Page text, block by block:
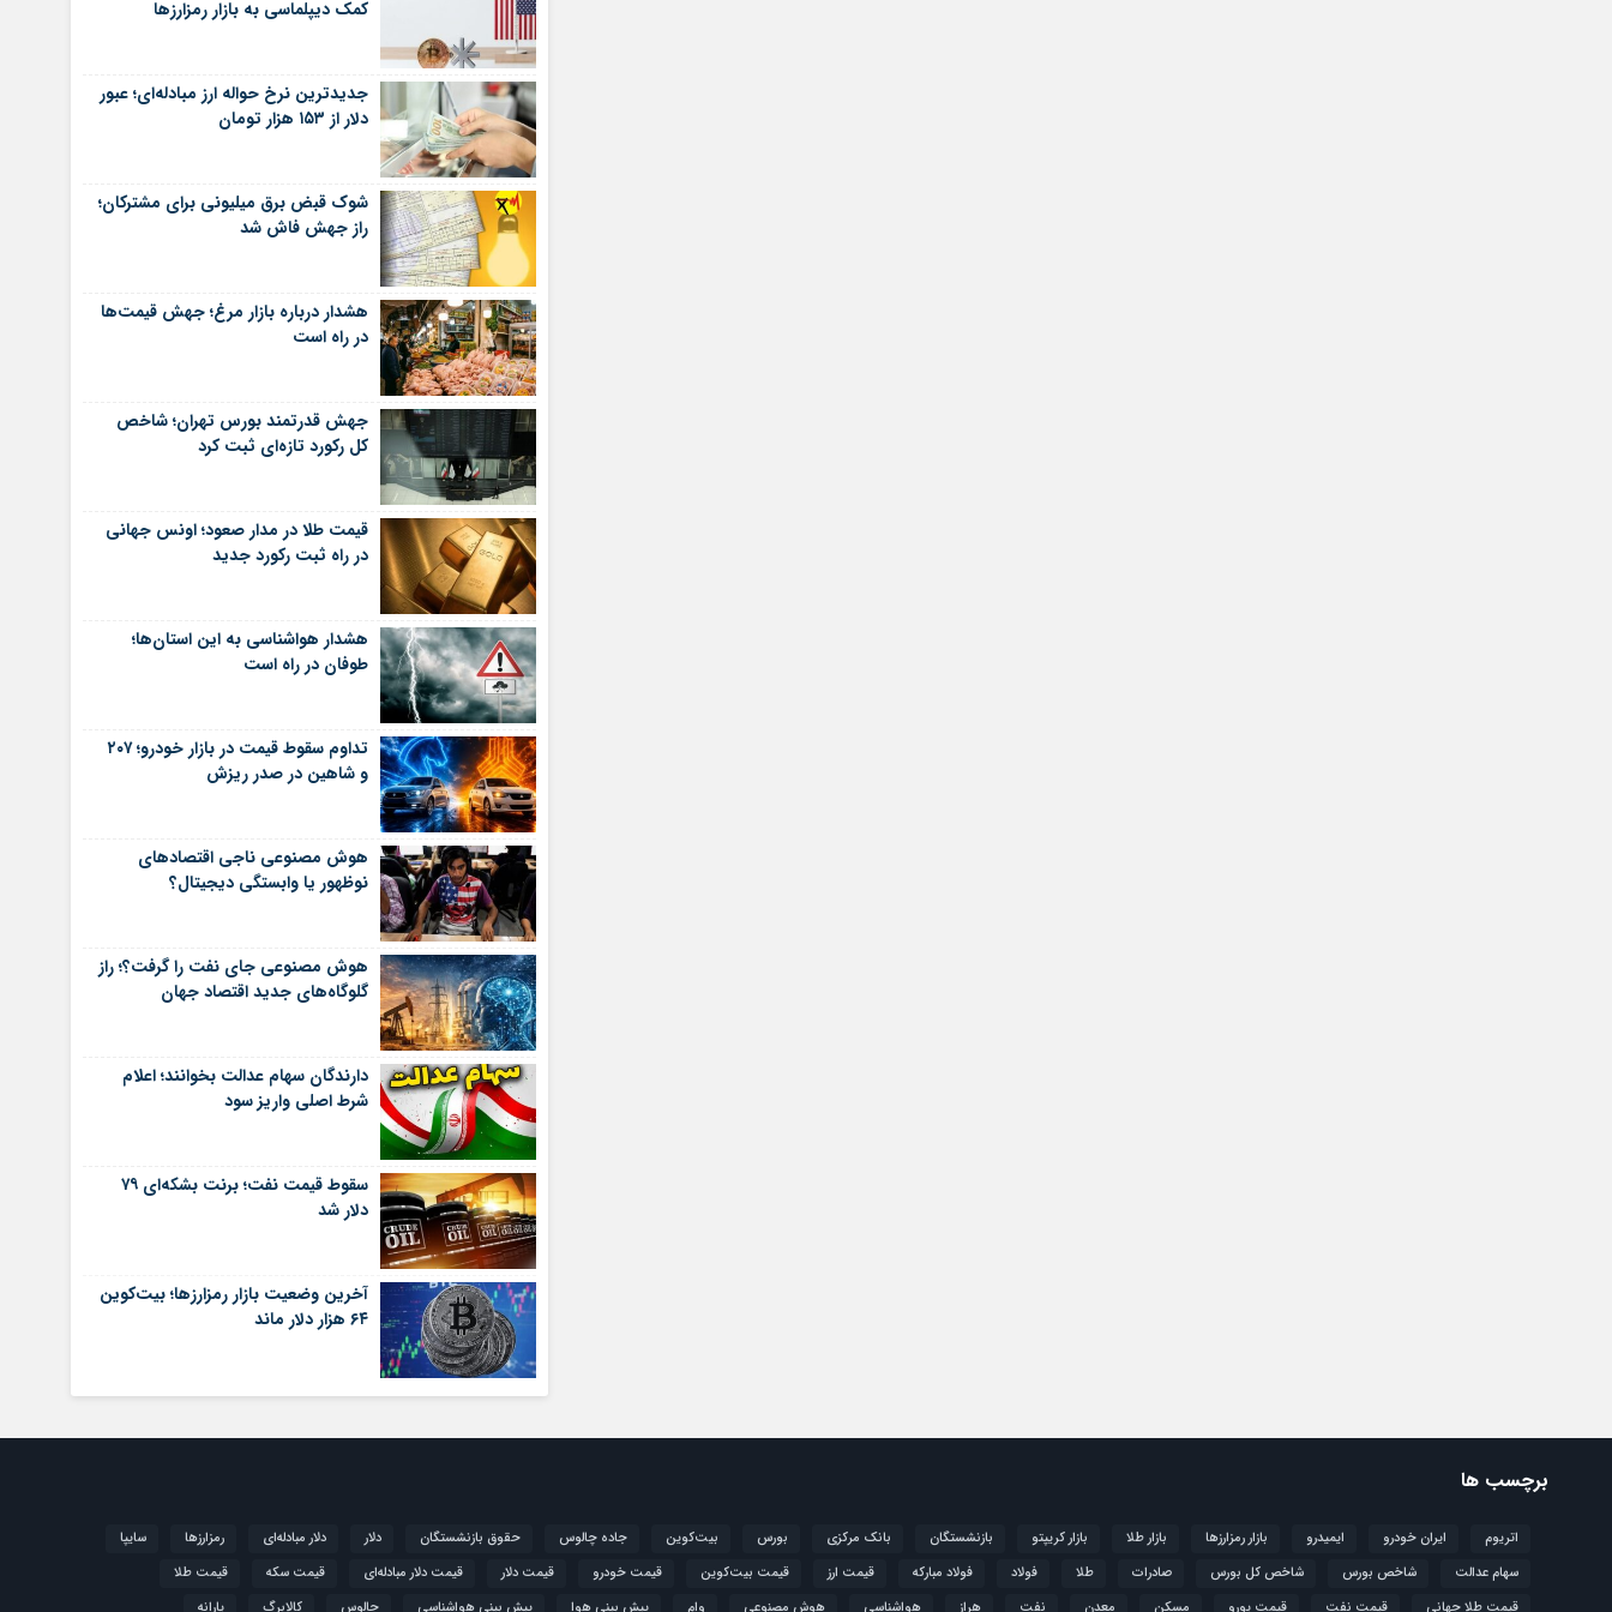
کمک دیپلماسی به بازار رمزارزها
جدیدترین نرخ حواله ارز مبادله‌ای؛ عبور
دلار از ۱۵۳ هزار تومان
شوک قبض برق میلیونی برای مشترکان؛
راز جهش فاش شد
هشدار درباره بازار مرغ؛ جهش قیمت‌ها
در راه است
جهش قدرتمند بورس تهران؛ شاخص
کل رکورد تازه‌ای ثبت کرد
قیمت طلا در مدار صعود؛ اونس جهانی
در راه ثبت رکورد جدید
هشدار هواشناسی به این استان‌ها؛
طوفان در راه است
تداوم سقوط قیمت در بازار خودرو؛ ۲۰۷
و شاهین در صدر ریزش
هوش مصنوعی ناجی اقتصادهای
نوظهور یا وابستگی دیجیتال؟
هوش مصنوعی جای نفت را گرفت؟؛ راز
گلوگاه‌های جدید اقتصاد جهان
دارندگان سهام عدالت بخوانند؛ اعلام
شرط اصلی واریز سود
سقوط قیمت نفت؛ برنت بشکه‌ای ۷۹
دلار شد
آخرین وضعیت بازار رمزارزها؛ بیت‌کوین
۶۴ هزار دلار ماند
برچسب ها
اتریوم ایران خودرو ایمیدرو بازار رمزارزها بازار طلا بازار کریپتو بازنشستگان بانک مرکزی بورس بیت‌کوین جاده چالوس حقوق بازنشستگان دلار دلار مبادله‌ای رمزارزها
سایپا
سهام عدالت
شاخص بورس شاخص کل بورس صادرات طلا فولاد فولاد مبارکه قیمت ارز قیمت بیت‌کوین قیمت خودرو قیمت دلار قیمت دلار مبادله‌ای قیمت سکه
قیمت طلا
قیمت طلا جهانی
قیمت نفت قیمت یورو مسکن معدن نفت هراز هواشناسی هوش مصنوعی وام پیش بینی هوا پیش بینی هواشناسی چالوس کالابرگ یارانه